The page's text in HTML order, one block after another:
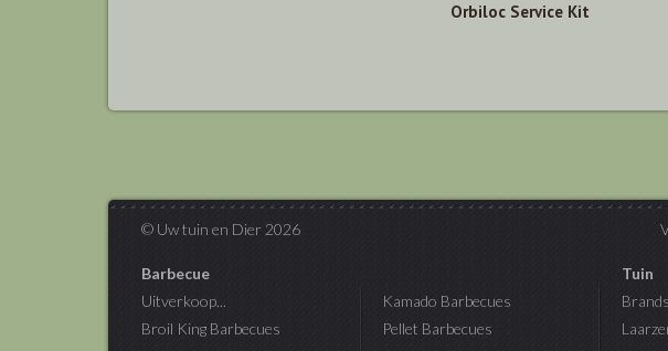
Orbiloc Service Kit
© Uw tuin en Dier 2026
Barbecue
Uitverkoop...
Broil King Barbecues
Kamado Barbecues
Pellet Barbecues
Tuin